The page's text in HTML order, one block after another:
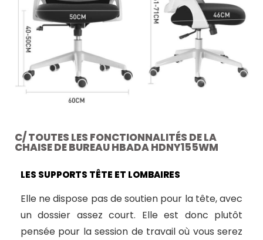
C/ TOUTES LES FONCTIONNALITÉS DE LA
CHAISE DE BUREAU HBADA HDNY155WM
LES SUPPORTS TÊTE ET LOMBAIRES
Elle ne dispose pas de soutien pour la tête, avec
un dossier assez court. Elle est donc plutôt
pensée pour la session de travail où vous serez